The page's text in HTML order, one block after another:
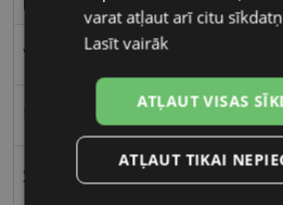
Vīriešiem
21
varat atļaut arī citu
Lasīt vairāk
ATĻAUT VISAS
ATĻAUT TIKAI